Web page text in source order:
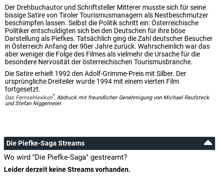
Der Drehbuchautor und Schriftsteller Mitterer musste sich für seine
bissige Satire von Tiroler Tourismusmanagern als Nestbeschmutzer
beschimpfen lassen. Selbst die Politik schritt ein: Österreichische
Politiker entschuldigten sich bei den Deutschen für ihre böse
Darstellung als Piefkes. Tatsächlich ging die Zahl deutscher Besucher
in Österreich Anfang der 90er Jahre zurück. Wahrscheinlich war das
aber weniger die Folge des Filmes als vielmehr die Ursache für die
besondere Nervosität der österreichischen Tourismusbranche.
Die Satire erhielt 1992 den Adolf-Grimme-Preis mit Silber. Der
ursprüngliche Dreiteiler wurde 1994 mit einem vierten Film
fortgesetzt.
Das Fernsehlexikon*, Abdruck mit freundlicher Genehmigung von Michael Reufsteck
und Stefan Niggemeier.
Die Piefke-Saga Streams
Wo wird "Die Piefke-Saga" gestreamt?
Leider derzeit keine Streams vorhanden.